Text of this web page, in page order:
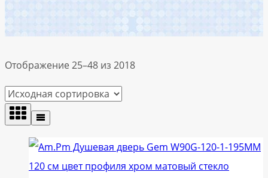
Отображение 25–48 из 2018